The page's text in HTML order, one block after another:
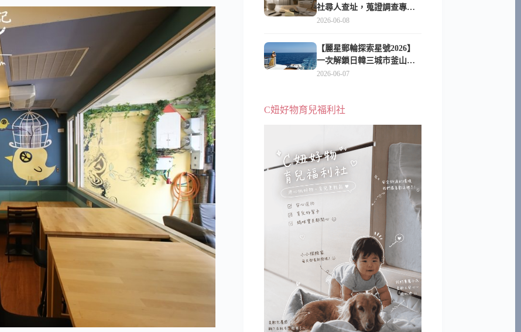
社尋人查址，蒐證調查專家
陪你找回失聯的家人
2026-06-08
【麗星郵輪探索星號2026】
一次解鎖日韓三城市釜山、
長崎、那霸｜餐點升級、表
2026-06-07
C妞好物育兒福利社